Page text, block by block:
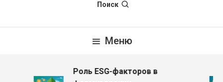
Поиск
Меню
Роль ESG-факторов в